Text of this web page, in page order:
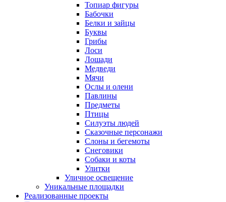
Топиар фигуры
Бабочки
Белки и зайцы
Буквы
Грибы
Лоси
Лошади
Медведи
Мячи
Ослы и олени
Павлины
Предметы
Птицы
Силуэты людей
Сказочные персонажи
Слоны и бегемоты
Снеговики
Собаки и коты
Улитки
Уличное освещение
Уникальные площадки
Реализованные проекты